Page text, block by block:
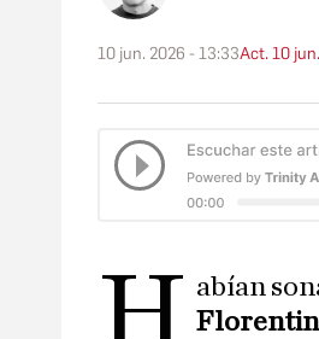
10 jun. 2026 - 13:33Act. 10
abían